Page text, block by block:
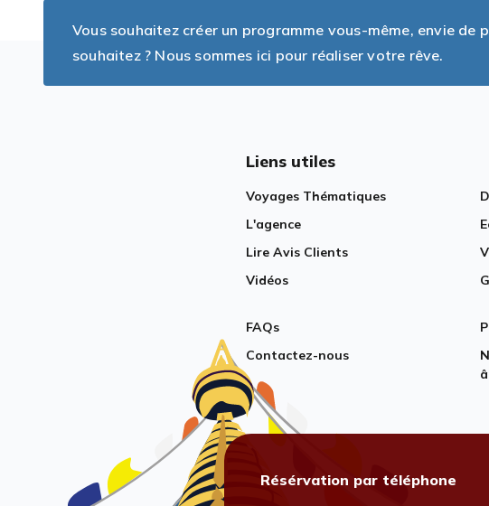
Vous souhaitez créer un programme vous-même, envie
souhaitez ? Nous sommes ici pour réaliser votre rêve.
Liens utiles
Voyages Thématiques
L'agence
Lire Avis Clients
Vidéos
FAQs
Contactez-nous
Résérvation par téléphone